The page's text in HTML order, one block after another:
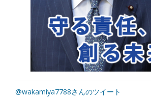
@wakamiya7788さんのツイート